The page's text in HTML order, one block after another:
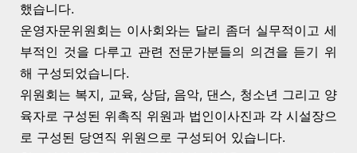
했습니다.
운영자문위원회는 이사회와는 달리 좀더 실무적이고 세
부적인 것을 다루고 관련 전문가분들의 의견을 듣기 위
해 구성되었습니다.
위원회는 복지, 교육, 상담, 음악, 댄스, 청소년 그리고 양
육자로 구성된 위촉직 위원과 법인이사진과 각 시설장으
로 구성된 당연직 위원으로 구성되어 있습니다.